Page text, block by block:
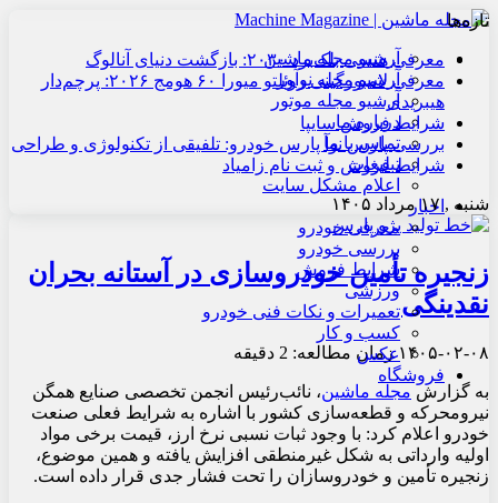
آرشیو مجله ماشین
آرشیو مجله نوآور
آرشیو مجله موتور
درباره ما
تماس با ما
تبلیغات
اعلام مشکل سایت
اخبار
معرفی خودرو
بررسی خودرو
شرایط فروش
ورزشی
تعمیرات و نکات فنی خودرو
کسب و کار
عکس
فروشگاه
تازه‌ها
معرفی هنسی بلک‌برد ۲۰۳۰: بازگشت دنیای آنالوگ
معرفی لامبورگینی روئلتو میورا ۶۰ هومج ۲۰۲۶: پرچم‌دار
هیبریدی
شرایط فروش سایپا
بررسی پارس نوآ پارس خودرو: تلفیقی از تکنولوژی و طراحی
شرایط فروش و ثبت نام زامیاد
شنبه , ۱۷ مرداد ۱۴۰۵
زنجیره تأمین خودروسازی در آستانه بحران
نقدینگی
۱۴۰۵-۰۲-۰۸زمان مطالعه: 2 دقیقه
به گزارش مجله ماشین، نائب‌رئیس انجمن تخصصی صنایع همگن
نیرومحرکه و قطعه‌سازی کشور با اشاره به شرایط فعلی صنعت
خودرو اعلام کرد: با وجود ثبات نسبی نرخ ارز، قیمت برخی مواد
اولیه وارداتی به‌ شکل غیرمنطقی افزایش یافته و همین موضوع،
زنجیره تأمین و خودروسازان را تحت فشار جدی قرار داده است.